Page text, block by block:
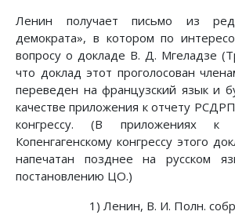
Ленин получает письмо из
демократа», в котором по
вопросу о докладе В. Д. Мгеладзе
что доклад этот проголосован
переведен на французский язык и
качестве приложения к отчету
конгрессу. (В приложениях к
Копенгагенскому конгрессу этого
напечатан позднее на русском
постановлению ЦО.)
1) Ленин, В. И. Полн.